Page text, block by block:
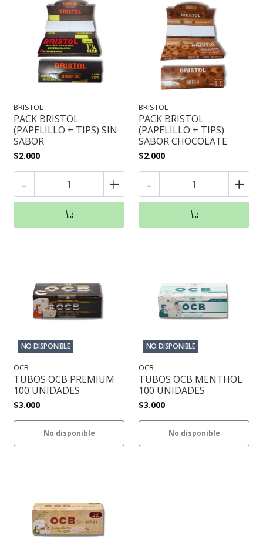
BRISTOL
PACK BRISTOL
(PAPELILLO + TIPS) SIN
SABOR
$2.000
- +
BRISTOL
PACK BRISTOL
(PAPELILLO + TIPS)
SABOR CHOCOLATE
$2.000
- +
NO DISPONIBLE
OCB
TUBOS OCB PREMIUM
100 UNIDADES
$3.000
No disponible
NO DISPONIBLE
OCB
TUBOS OCB MENTHOL
100 UNIDADES
$3.000
No disponible